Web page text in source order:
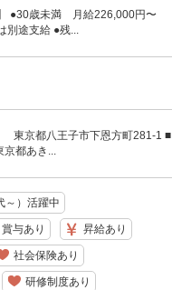
●30歳未満 月給226,000円〜
途支給 ●残...
京都八王子市下恩方町281-1 ■
都あき...
～）活躍中
与あり 昇給あり
社会保険あり
研修制度あり